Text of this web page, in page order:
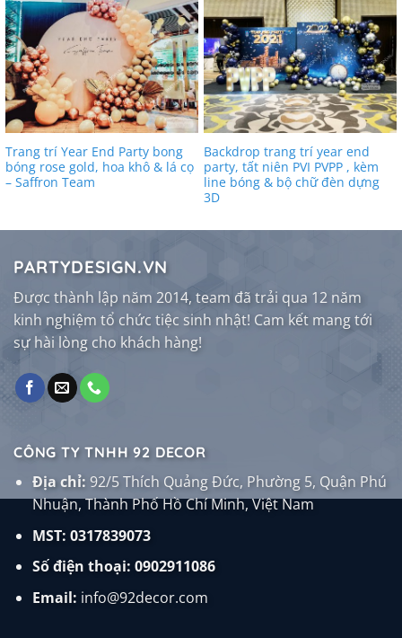
Trang trí Year End Party bong
bóng rose gold, hoa khô & lá cọ
– Saffron Team
Backdrop trang trí year end
party, tất niên PVI PVPP , kèm
line bóng & bộ chữ đèn dựng
3D
PARTYDESIGN.VN
Được thành lập năm 2014, team đã trải qua 12 năm
kinh nghiệm tổ chức tiệc sinh nhật! Cam kết mang tới
sự hài lòng cho khách hàng!
CÔNG TY TNHH 92 DECOR
Địa chỉ: 92/5 Thích Quảng Đức, Phường 5, Quận Phú
Nhuận, Thành Phố Hồ Chí Minh, Việt Nam
MST: 0317839073
Số điện thoại: 0902911086
Email: info@92decor.com